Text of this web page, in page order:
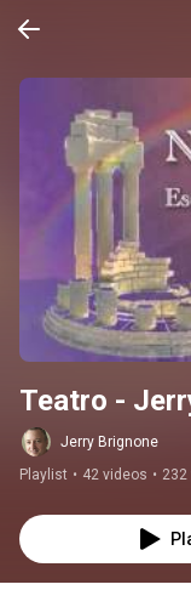
Teatro -
Jerry Brignone
Playlist • 42 videos • 232